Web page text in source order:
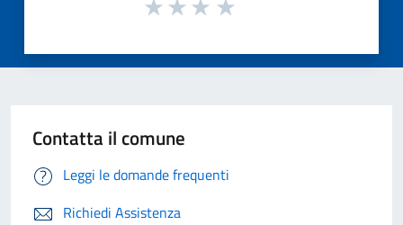
Contatta il comune
Leggi le domande frequenti
Richiedi Assistenza